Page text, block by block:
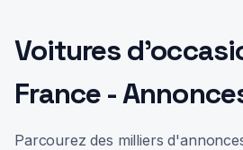
Voitures
France -
Parcourez des milliers